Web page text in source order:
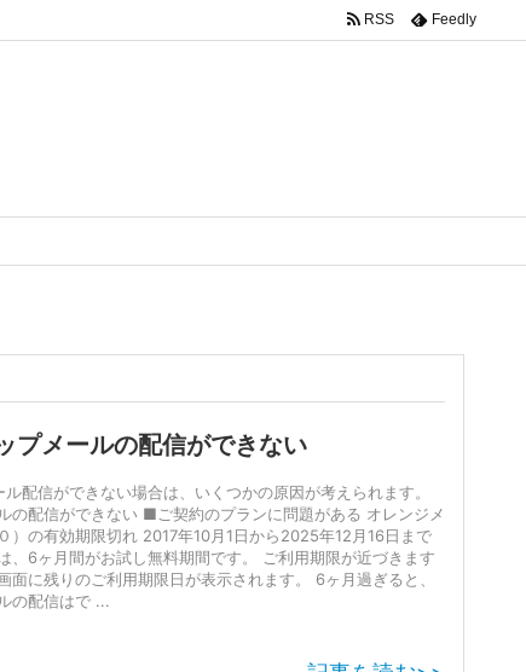
RSS Feedly
プメールの配信ができない
配信ができない場合は、いくつかの原因が考えられます。
の配信ができない ■ご契約のプランに問題がある オレンジメ
）の有効期限切れ 2017年10月1日から2025年12月16日まで
、6ヶ月間がお試し無料期間です。 ご利用期限が近づきます
面に残りのご利用期限日が表示されます。 6ヶ月過ぎると、
の配信はで ...